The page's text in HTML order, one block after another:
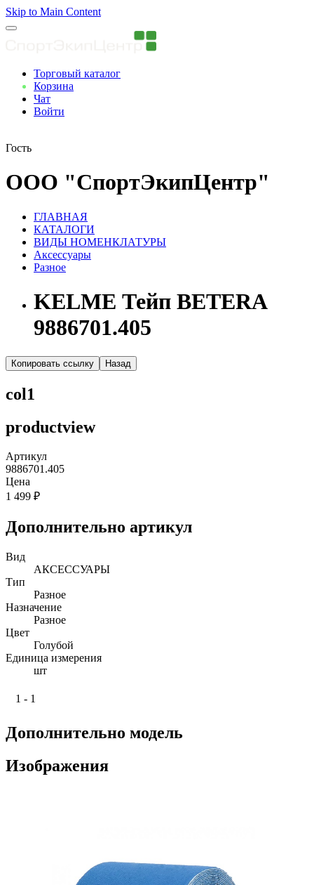
Skip to Main Content
Торговый каталог
Корзина
Чат
Войти
Гость
ООО "СпортЭкипЦентр"
ГЛАВНАЯ
КАТАЛОГИ
ВИДЫ НОМЕНКЛАТУРЫ
Аксессуары
Разное
KELME Тейп BETERA
9886701.405
Копировать ссылку Назад
col1
productview
Артикул
9886701.405
Цена
1 499 ₽
Дополнительно артикул
Вид
АКСЕССУАРЫ
Тип
Разное
Назначение
Разное
Цвет
Голубой
Единица измерения
шт
1 - 1
Дополнительно модель
Изображения